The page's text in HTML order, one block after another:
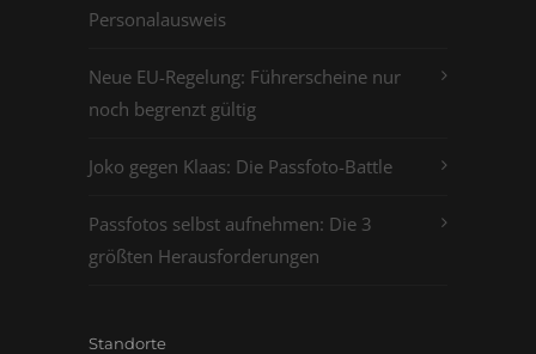
Personalausweis
Neue EU-Regelung: Führerscheine nur
noch begrenzt gültig
Joko gegen Klaas: Die Passfoto-Battle
Passfotos selbst aufnehmen: Die 3
größten Herausforderungen
Standorte